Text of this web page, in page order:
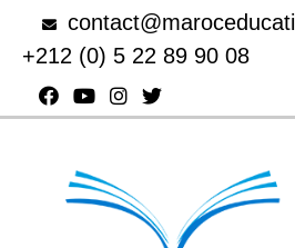
+212 (0) 5 22 89 90 08